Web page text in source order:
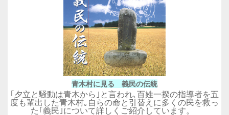
青木村に見る 義民の伝統
｢夕立と騒動は青木から｣と言われ､百姓一揆の指導者を五
度も輩出した青木村｡自らの命と引替えに多くの民を救っ
た｢義民｣について詳しくご紹介しています。